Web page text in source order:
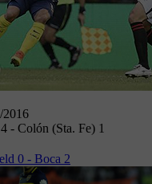
2016
- Colón (Sta. Fe) 1
0 - Boca 2